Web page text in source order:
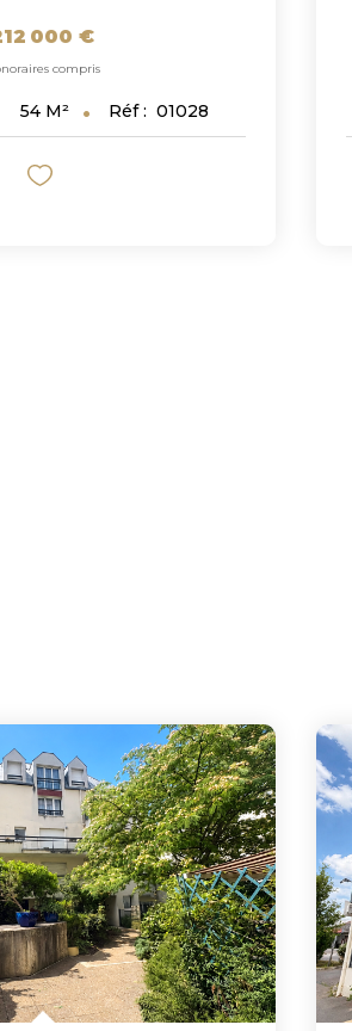
000 €
compris
54 M² Réf : 01028